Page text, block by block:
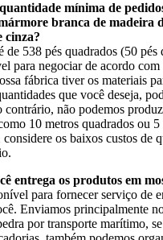
mínima de
branca de madeira
cinza?
538 pés quadrados (50 pés
para negociar de acordo
fábrica tiver os materiais
que você deseja,
contrário, não podemos
10 metros quadrados ou 5
os baixos custos de
entrega os produtos em
para fornecer serviço de
Enviamos principalmente
por transporte marítimo,